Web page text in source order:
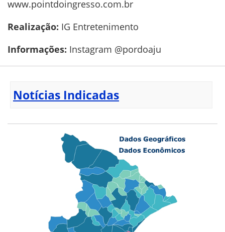
www.pointdoingresso.com.br
Realização: IG Entretenimento
Informações: Instagram @pordoaju
Notícias Indicadas